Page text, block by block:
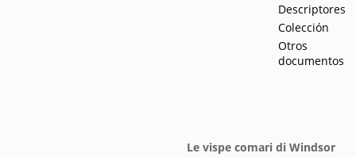
Descriptores
Colección
Otros
documentos
Le vispe comari di Windsor